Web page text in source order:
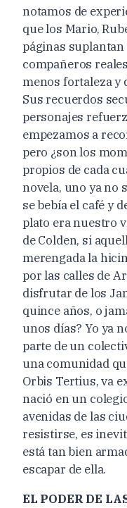
notamos de
que los Mario,
páginas
compañeros
menos fortaleza y
Sus recuerdos
personajes
empezamos a
pero ¿son los
propios de cada
novela, uno ya no
se bebía el café y
plato era nuestro
de Colden, si
merengada la
por las calles de
disfrutar de los
quince años, o
unos días? Yo ya
parte de un
una comunidad
Orbis Tertius, va
nació en un
avenidas de las
resistirse, es
está tan bien
escapar de ella.
EL PODER DE